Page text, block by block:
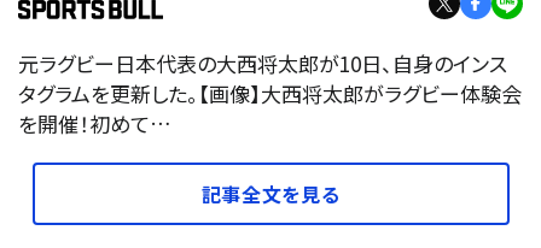
元ラグビー日本代表の大西将太郎が10日、自身のインス
タグラムを更新した。【画像】大西将太郎がラグビー体験会
を開催！初めて…
記事全文を見る